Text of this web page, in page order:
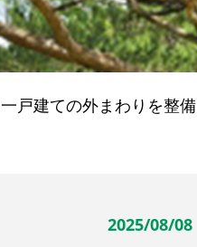
戸建ての外まわりを整備
2025/08/08